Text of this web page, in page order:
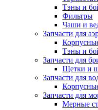
Тэны и
Фильтры
Чаши и
Запчасти для
Тэны и
Запчасти для
Щетки и
Запчасти для
Запчасти для
Мерные